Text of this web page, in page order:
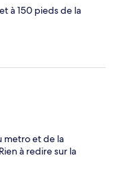
à 150 pieds de la
metro et de la
à redire sur la